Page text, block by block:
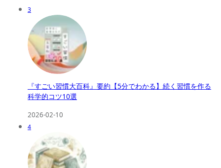
3
『すごい習慣大百科』要約【5分でわかる】続く習慣を作る
科学的コツ10選
2026-02-10
4